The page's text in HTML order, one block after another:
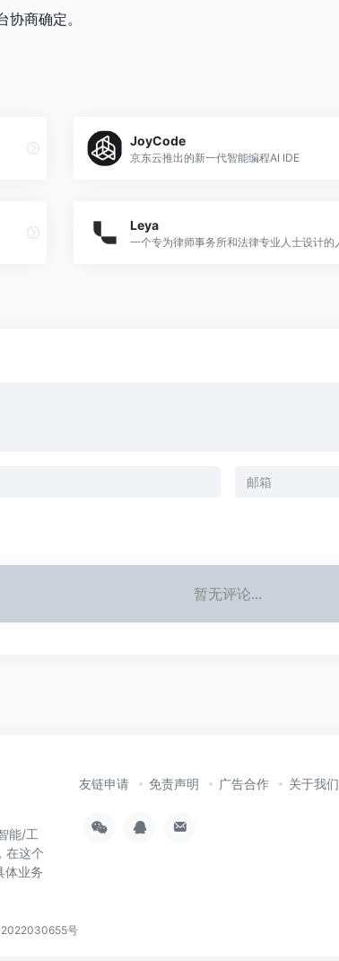
商确定。
JoyCode
京东云推出的新一代智能编程AI IDE
Leya
暂无评论...
能/工
在这个
体业务
友链申请 免责声明 广告合作 关于我们
2022030655号